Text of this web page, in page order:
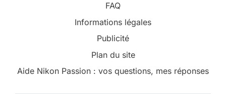
FAQ
Informations légales
Publicité
Plan du site
Aide Nikon Passion : vos questions, mes réponses